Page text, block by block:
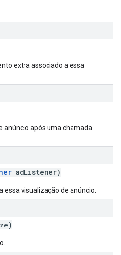
extra associado a essa
anúncio após uma chamada
adListener)
essa visualização de anúncio.